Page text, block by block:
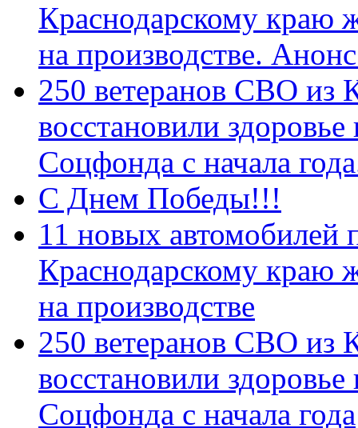
Краснодарскому краю
на производстве.
250 ветеранов СВО из
восстановили
Соцфонда с начала
С Днем Победы!!!
11 новых автомобилей
Краснодарскому краю
на производстве
250 ветеранов СВО из
восстановили
Соцфонда с начала года